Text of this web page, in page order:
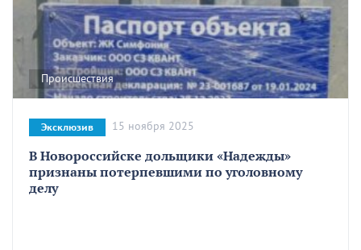
Происшествия
В Новороссийске дольщики «Надежды»
признаны потерпевшими по уголовному
делу
Эксклюзив 15 ноября 2025